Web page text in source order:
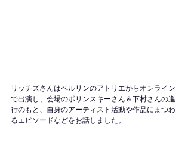
リッチズさんはベルリンのアトリエからオンライン
で出演し、会場のポリンスキーさん＆下村さんの進
行のもと、自身のアーティスト活動や作品にまつわ
るエピソードなどをお話しました。